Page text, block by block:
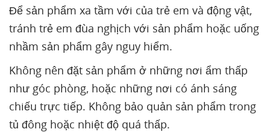
Để sản phẩm xa tầm với của trẻ em và động vật,
tránh trẻ em đùa nghịch với sản phẩm hoặc uống
nhầm sản phẩm gây nguy hiểm.
Không nên đặt sản phẩm ở những nơi ẩm thấp
như góc phòng, hoặc những nơi có ánh sáng
chiếu trực tiếp. Không bảo quản sản phẩm trong
tủ đông hoặc nhiệt độ quá thấp.